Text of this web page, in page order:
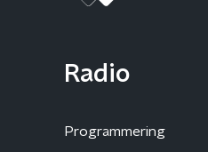
Radio
Programmering